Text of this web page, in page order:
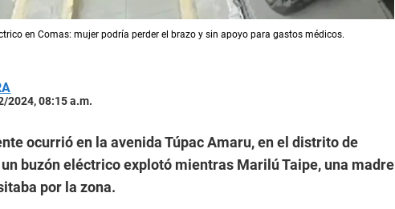
en Comas: mujer podría perder el brazo y sin apoyo para gastos médicos.
2024, 08:15 a.m.
ocurrió en la avenida Túpac Amaru, en el distrito de
buzón eléctrico explotó mientras Marilú Taipe, una madre
por la zona.